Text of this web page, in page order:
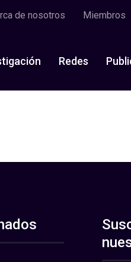
de nosotros Miembros
Redes